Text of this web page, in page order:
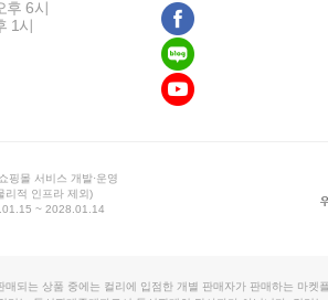
후 6시
1시
핑몰 서비스 개발·운영
리적 인프라 제외)
~ 2028.01.14
매되는 상품 중에는 컬리에 입점한 개별 판매자가 판매하는 마켓